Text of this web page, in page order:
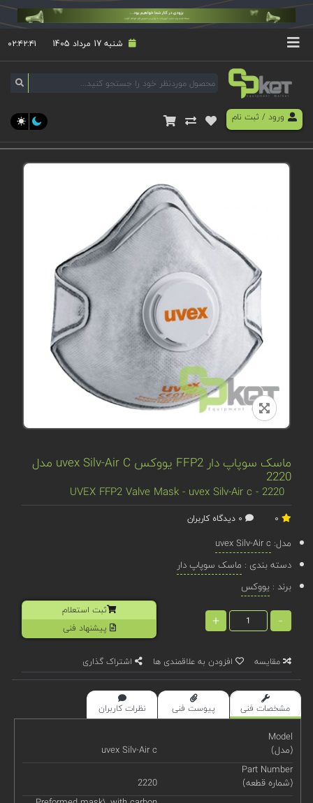
شنبه 17 مرداد 1405 ۰۲:۴۲:۴۱
ورود/ ثبت نام
ماسک سوپاپ دار FFP2 یووکس uvex Silv-Air C مدل
2220
UVEX FFP2 Valve Mask - uvex Silv-Air c - 2220
مدل: uvex Silv-Air c
دسته بندی : ماسک سوپاپ دار
برند :یووکس
-
+
ثبت استعلام
پیشنهاد فنی
مقایسه افزودن به علاقمندی ها اشتراک گذاری
مشخصات فنی پیوست فنی نظرات کاربران
Model
(مدل)
uvex Silv-Air c
Part Number
(شماره قطعه)
2220